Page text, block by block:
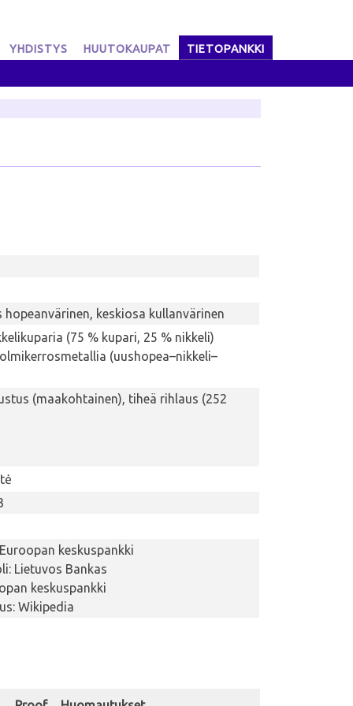
YHDISTYS HUUTOKAUPAT TIETOPANKKI
hopeanvärinen, keskiosa kullanvärinen
(75 % kupari, 25 % nikkeli)
(uushopea–nikkeli–
(maakohtainen), tiheä rihlaus (252
keskuspankki
Lietuvos Bankas
keskuspankki
Wikipedia